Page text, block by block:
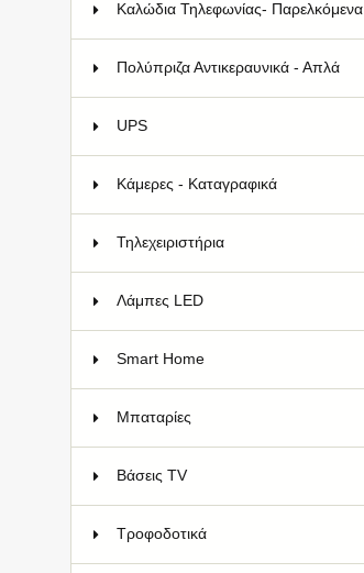
Kαλώδια Τηλεφωνίας- Παρελκόμενα
Πολύπριζα Αντικεραυνικά - Απλά
UPS
Κάμερες - Καταγραφικά
Τηλεχειριστήρια
Λάμπες LED
Smart Home
Μπαταρίες
Bάσεις TV
Τροφοδοτικά